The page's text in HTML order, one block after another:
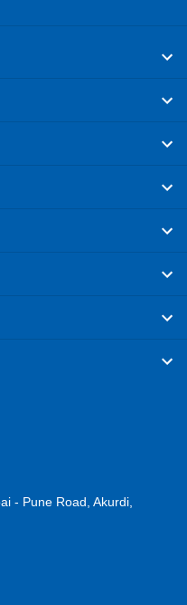
- Pune Road, Akurdi,